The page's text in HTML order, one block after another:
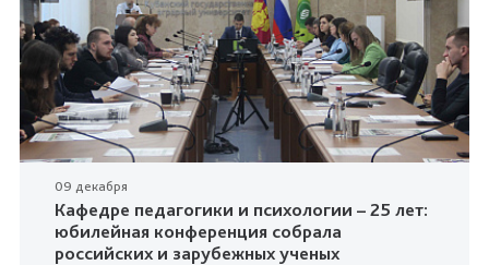
09 декабря
Кафедре педагогики и психологии – 25 лет:
юбилейная конференция собрала
российских и зарубежных ученых